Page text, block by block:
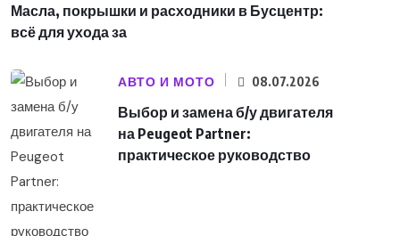
Масла, покрышки и расходники в Бусцентр:
всё для ухода за
АВТО И МОТО 08.07.2026
Выбор и замена б/у двигателя
на Peugeot Partner:
практическое руководство